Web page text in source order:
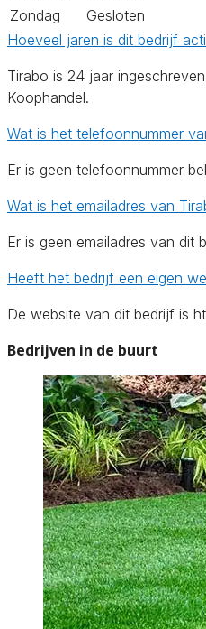
Zondag
Gesloten
Hoeveel jaren is dit bedrijf
Tirabo is 24 jaar
Koophandel.
Wat is het telefoonnummer
Er is geen telefoonnummer
Wat is het emailadres van
Er is geen emailadres van dit
Heeft het bedrijf een eigen
De website van dit bedrijf is
Bedrijven in de buurt